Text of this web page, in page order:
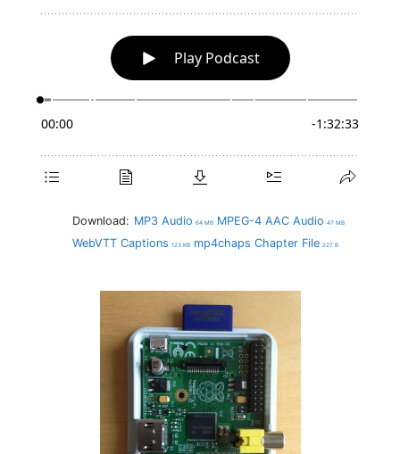
Download: MP3 Audio 64 MB MPEG-4 AAC Audio 47 MB
WebVTT Captions 123 KB mp4chaps Chapter File 227 B